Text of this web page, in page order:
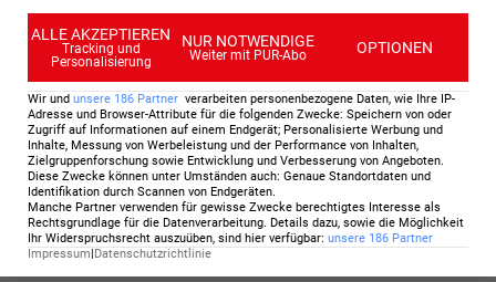
1. Durchgang
Startzeit: 16:15 Uhr
2. Durchgang
Startzeit: 00:00 Uhr
ALLE AKZEPTIEREN
Tracking und
Personalisierung
NUR NOTWENDIGE
Weiter mit PUR-Abo OPTIONEN
Wir und unsere 186 Partner verarbeiten personenbezogene Daten, wie Ihre IP-
Adresse und Browser-Attribute für die folgenden Zwecke: Speichern von oder
Zugriff auf Informationen auf einem Endgerät; Personalisierte Werbung und
Inhalte, Messung von Werbeleistung und der Performance von Inhalten,
Zielgruppenforschung sowie Entwicklung und Verbesserung von Angeboten.
Diese Zwecke können unter Umständen auch: Genaue Standortdaten und
Identifikation durch Scannen von Endgeräten.
Manche Partner verwenden für gewisse Zwecke berechtigtes Interesse als
Rechtsgrundlage für die Datenverarbeitung. Details dazu, sowie die Möglichkeit
Ihr Widerspruchsrecht auszuüben, sind hier verfügbar: unsere 186 Partner
Impressum|Datenschutzrichtlinie